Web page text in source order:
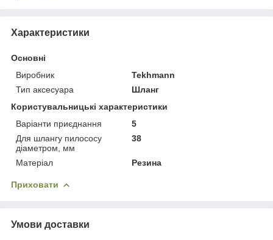
Характеристики
Основні
Виробник
Tekhmann
Тип аксесуара
Шланг
Користувальницькі характеристики
Варіанти приєднання
5
Для шлангу пилососу
діаметром, мм
38
Матеріал Резина
Приховати
Умови доставки